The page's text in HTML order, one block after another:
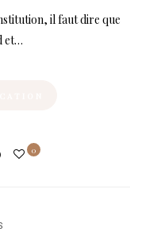
il faut dire que
et…
0